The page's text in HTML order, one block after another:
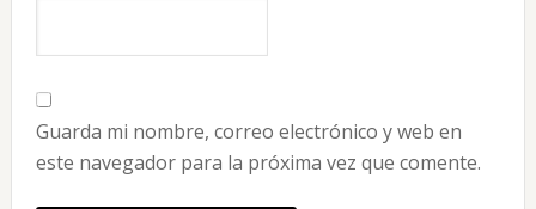
Guarda mi nombre, correo electrónico y web en
este navegador para la próxima vez que comente.